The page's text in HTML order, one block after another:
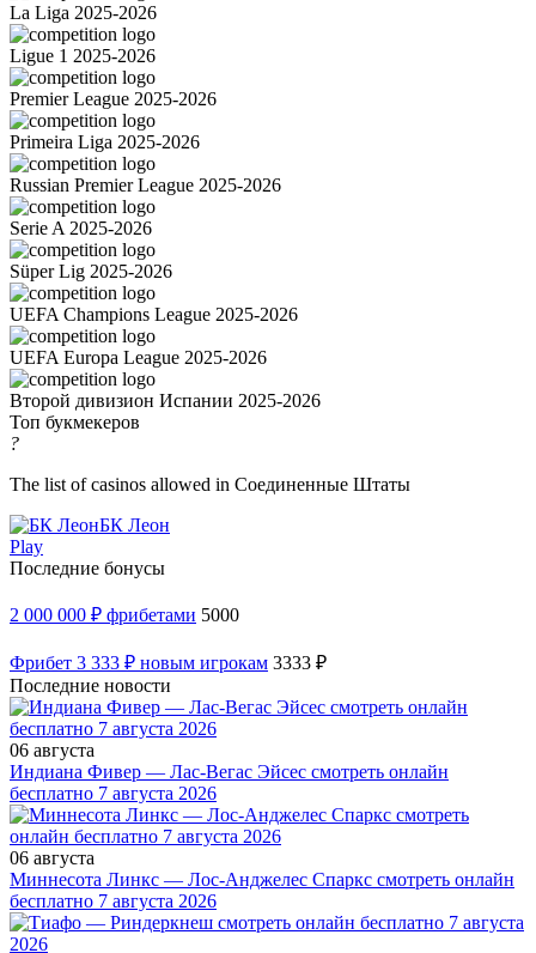
La Liga 2025-2026
Ligue 1 2025-2026
Premier League 2025-2026
Primeira Liga 2025-2026
Russian Premier League 2025-2026
Serie A 2025-2026
Süper Lig 2025-2026
UEFA Champions League 2025-2026
UEFA Europa League 2025-2026
Второй дивизион Испании 2025-2026
Топ букмекеров
?
The list of casinos allowed in Соединенные Штаты
БК Леон
Play
Последние бонусы
2 000 000 ₽ фрибетами 5000
Фрибет 3 333 ₽ новым игрокам 3333 ₽
Последние новости
06 августа
Индиана Фивер — Лас-Вегас Эйсес смотреть онлайн
бесплатно 7 августа 2026
06 августа
Миннесота Линкс — Лос-Анджелес Спаркс смотреть онлайн
бесплатно 7 августа 2026